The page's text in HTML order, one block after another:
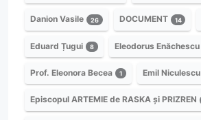
Danion Vasile 26 DOCUMENT 14
Eduard Țugui 8 Eleodorus Enăchescu
Prof. Eleonora Becea 1 Emil Niculescu
Episcopul ARTEMIE de RASKA și PRIZREN